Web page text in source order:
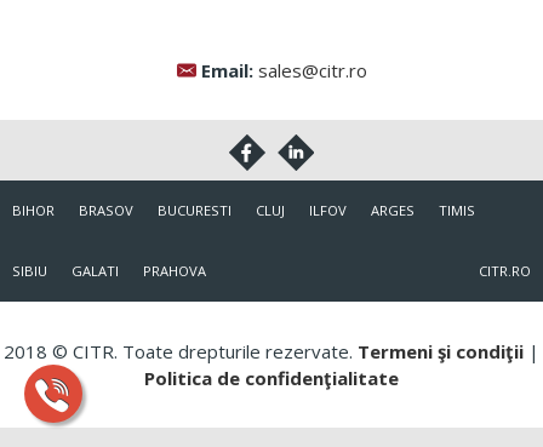
Email: sales@citr.ro
BIHOR BRASOV BUCURESTI CLUJ ILFOV ARGES TIMIS
SIBIU GALATI PRAHOVA CITR.RO
2018 © CITR. Toate drepturile rezervate. Termeni şi condiţii |
Politica de confidenţialitate